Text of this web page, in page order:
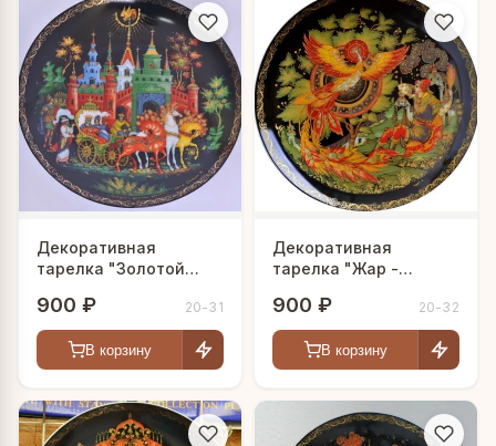
Декоративная
тарелка "Золотой
900 ₽ 20-31
В корзину
Декоративная
тарелка "Жар -
900 ₽ 20-32
В корзину